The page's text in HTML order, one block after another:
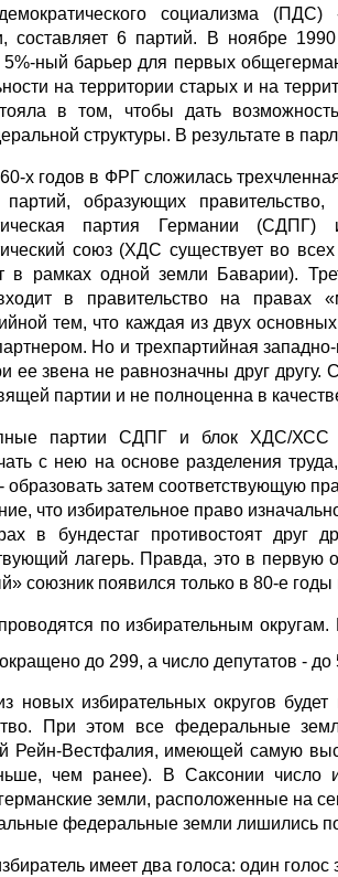
социализма (ПДС)
составляет 6 партий. В ноябре
5%-ный барьер для первых
на территории старых и на
в том, чтобы дать
структуры. В результате в
х годов в ФРГ сложилась
партий, образующих
партия Германии (СДПГ)
союз (ХДС существует во
в рамках одной земли Баварии).
в правительство на правах
тем, что каждая из двух
Но и трехпартийная
ее звена не равнозначны друг
партии и не полноценна в
партии СДПГ и блок ХДС/ХСС
с нею на основе разделе­ния
образовать затем соответствующую
что избиратель­ное право
в бундестаг противостоят друг
лагерь. Правда, это в
союзник появился только в 80-е
по избирательным
до 299, а число депутатов - до
новых избирательных округов
При этом все федеральные
Рейн-Вестфалия, имеющей самую
чем ранее). В Саксонии число
земли, расположенные на
федеральные земли лишились
имеет два голоса: один голос